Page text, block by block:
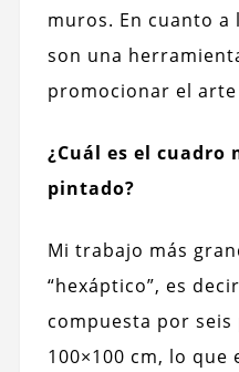
muros. En cuanto a
son una
promocionar el
¿Cuál es el cuadro
pintado?
Mi trabajo más
“hexáptico”, es
compuesta por seis
100×100 cm, lo